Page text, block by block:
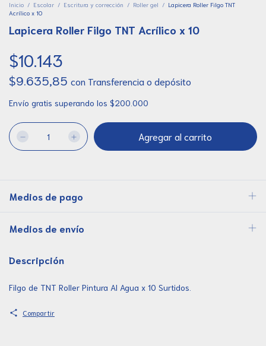
Inicio / Escolar / Escritura y corrección / Roller gel / Lapicera Roller Filgo TNT
Acrílico x 10
Lapicera Roller Filgo TNT Acrílico x 10
$10.143
$9.635,85 con Transferencia o depósito
Envío gratis superando los $200.000
Medios de pago
Medios de envío
Descripción
Filgo de TNT Roller Pintura Al Agua x 10 Surtidos.
Compartir